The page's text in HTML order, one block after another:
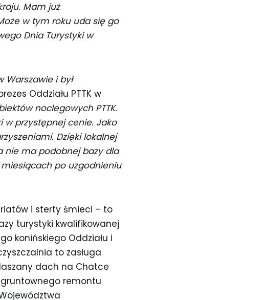
Mam już
w tym roku uda się go
Dnia Turystyki w
Warszawie i był
Oddziału PTTK w
noclegowych PTTK.
przystępnej cenie. Jako
Dzięki lokalnej
nie ma podobnej bazy dla
po uzgodnieniu
i sterty śmieci – to
turystyki kwalifikowanej
konińskiego Oddziału i
to zasługa
dach na Chatce
gruntownego remontu